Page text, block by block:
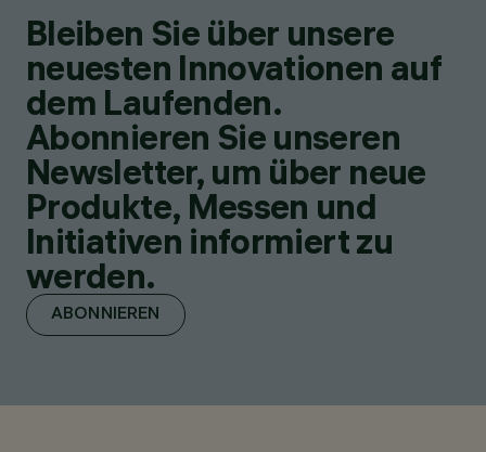
Bleiben Sie über unsere
neuesten Innovationen auf
dem Laufenden.
Abonnieren Sie unseren
Newsletter, um über neue
Produkte, Messen und
Initiativen informiert zu
werden.
ABONNIEREN